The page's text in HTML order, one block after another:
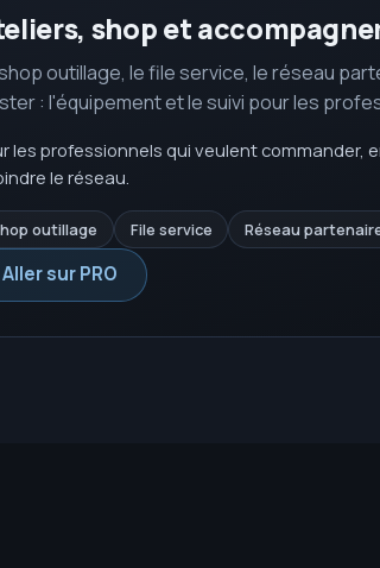
shop et
outillage, le file service, le réseau
: l'équipement et le suivi pour les
les professionnels qui veulent commander,
le réseau.
outillage File service Réseau
Aller sur PRO